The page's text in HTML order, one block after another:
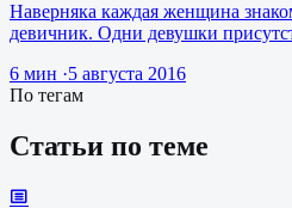
Наверняка каждая женщина
девичник. Одни девушки
6 мин ·5 августа 2016
По тегам
Статьи по теме